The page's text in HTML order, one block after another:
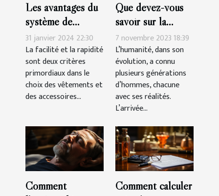
Les avantages du
système de
fermeture à
scratch pour les
chaussures des
filles
31 janvier 2024 22:30
La facilité et la rapidité
sont deux critères
primordiaux dans le
choix des vêtements et
des accessoires...
Que devez-vous
savoir sur la
génération des
Millennials ?
7 novembre 2023 18:39
L’humanité, dans son
évolution, a connu
plusieurs générations
d’hommes, chacune
avec ses réalités.
L’arrivée...
Comment
Comment calculer